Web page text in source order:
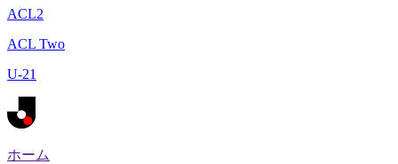
ACL2
ACL Two
U-21
ホーム